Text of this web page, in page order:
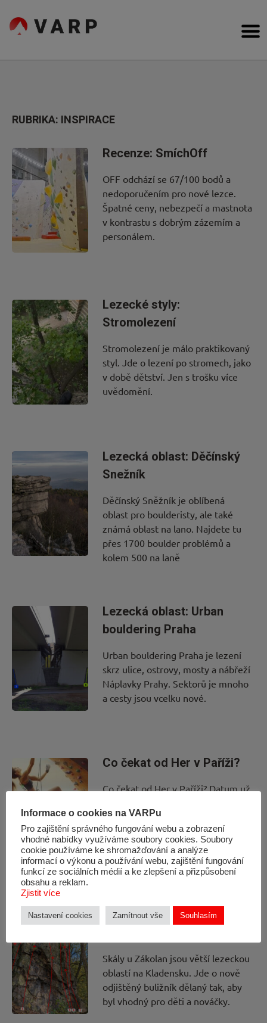
obsah
Inspirace
Komunita
Kdo
jsme
Forum
Nová
cesta
RUBRIKA: INSPIRACE
Recenze: SmíchOff
OFF odchází se 67/100 bodů a
nedoporučením pro nové lezce.
Špatné ceny, nebezpečí a mastnota
v kontrastu s dobrým zázemím a
personálem.
Lezecké styly:
Stromolezení
Stromolezení je málo praktikovaný
styl. Jde o lezení po stromech, jako
v době dětství. Jen s trošku více
uvědomění.
Lezecká oblast: Děčínský
Snežník
Děčínský Sněžník je oblíbená
oblast pro boulderisty, ale také
známá oblast na lano. Najdete tu
přes 1700 boulder problémů a
kolem 500 na laně
Lezecká oblast: Urban
bouldering Praha
Urban bouldering Praha je lezení
skrz ulice, ostrovy, mosty a nábřeží
Náplavky Prahy. Sektorů je mnoho
a cesty jsou vcelku nové.
Co čekat od Her v Paříži?
Co čekat od Her v Paříži? Datum už
hype kolem Her sílí. Jaké je
bodování, kdo staví atd. bereme
zde!
Lezecká oblast: Skály u
Skály u Zákolan jsou větší lezeckou
oblastí na Kladensku. Jde o nově
odjištěný buližník dělaný tak, aby
byl vhodný pro děti a nováčky.
Informace o cookies na VARPu
Pro zajištění správného fungování webu a zobrazení
vhodné nabídky využíváme soubory cookies. Soubory
cookie používáme ke shromažďování a analýze
informací o výkonu a používání webu, zajištění fungování
funkcí ze sociálních médií a ke zlepšení a přizpůsobení
obsahu a reklam.
Zjistit více
Nastavení cookies Zamítnout vše Souhlasím